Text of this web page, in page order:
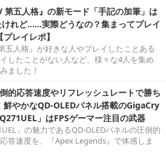
第五人格』の新モード「手記の加筆」は
けれど……実際どうなの？集まってプレイ
レイレポ】
五人格』が好きな人やプレイしたことある
したことがない人など、様々な4人を集め
ました！
的応答速度やリフレッシュレートで勝ち
鮮やかなQD-OLEDパネル搭載のGigaCry
」はFPSゲーマー注目の武器
」の魅力であるQD-OLEDパネルの圧倒的
答速度を、『Apex Legends』で体感しま